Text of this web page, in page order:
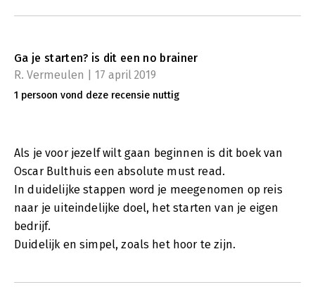
Ga je starten? is dit een no brainer
R. Vermeulen | 17 april 2019
1 persoon vond deze recensie nuttig
Als je voor jezelf wilt gaan beginnen is dit boek van
Oscar Bulthuis een absolute must read.
In duidelijke stappen word je meegenomen op reis
naar je uiteindelijke doel, het starten van je eigen
bedrijf.
Duidelijk en simpel, zoals het hoor te zijn.